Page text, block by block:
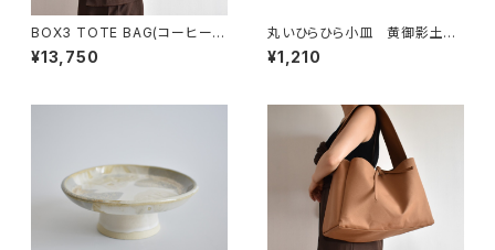
BOX3 TOTE BAG(コーヒー/
ブラウン）
¥13,750
丸いひらひら小皿 黄御影土×
錆釉
¥1,210